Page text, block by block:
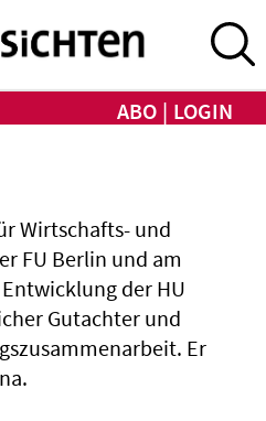
ABO LOGIN
Wirtschafts- und
FU Berlin und am
der HU
Gutachter und
Er